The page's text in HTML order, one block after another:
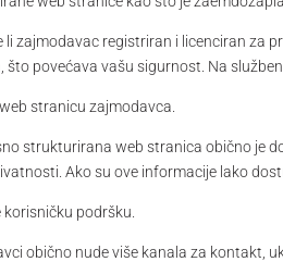
li zajmodavac registriran i licenciran za
što povećava vašu sigurnost. Na
stranicu zajmodavca.
strukturirana web stranica obično je
Ako su ove informacije lako
podršku.
obično nude više kanala za kontakt,